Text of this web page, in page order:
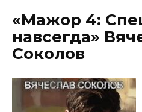
«Мажор 4:
навсегда»
Соколов